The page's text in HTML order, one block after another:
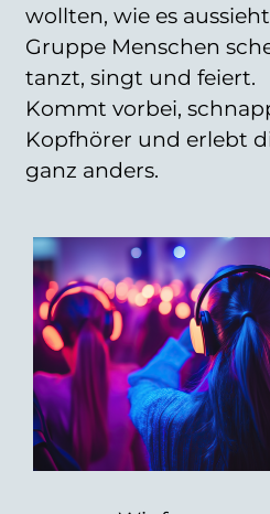
wollten, wie es
Gruppe Menschen
tanzt, singt und feiert.
Kommt vorbei,
Kopfhörer und erlebt
ganz anders.